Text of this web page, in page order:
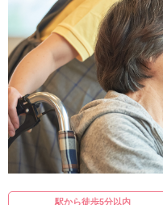
駅から徒歩5分以内